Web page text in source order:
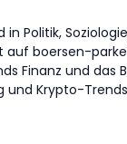
Politik,
auf boersen-
Finanz und das
Krypto-